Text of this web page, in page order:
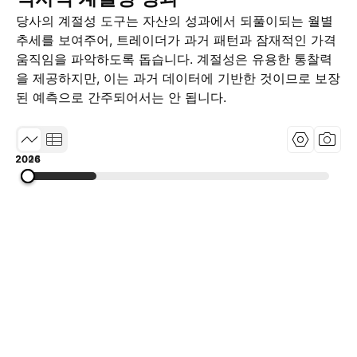
당사의 계절성 도구는 자산의 성과에서 되풀이되는 월별
추세를 보여주어, 트레이더가 과거 패턴과 잠재적인 가격
움직임을 파악하도록 돕습니다. 계절성은 유용한 통찰력
을 제공하지만, 이는 과거 데이터에 기반한 것이므로 보장
된 예측으로 간주되어서는 안 됩니다.
2004
2015
2026